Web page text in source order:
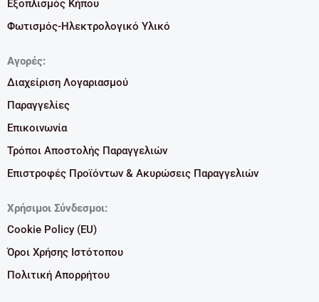
Εξοπλισμός Κήπου
Φωτισμός-Ηλεκτρολογικό Υλικό
Αγορές:
Διαχείριση Λογαριασμού
Παραγγελίες
Επικοινωνία
Τρόποι Αποστολής Παραγγελιών
Επιστροφές Προϊόντων & Ακυρώσεις Παραγγελιών
Χρήσιμοι Σύνδεσμοι:
Cookie Policy (EU)
Όροι Χρήσης Ιστότοπου
Πολιτική Απορρήτου